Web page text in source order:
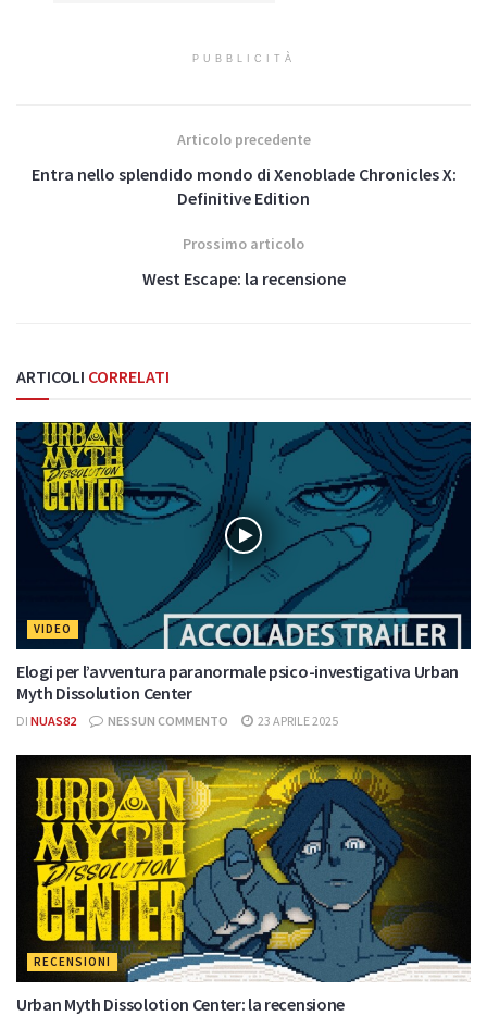
PUBBLICITÀ
Articolo precedente
Entra nello splendido mondo di Xenoblade Chronicles X:
Definitive Edition
Prossimo articolo
West Escape: la recensione
ARTICOLI CORRELATI
VIDEO
Elogi per l’avventura paranormale psico-investigativa Urban
Myth Dissolution Center
DI NUAS82 NESSUN COMMENTO 23 APRILE 2025
RECENSIONI
Urban Myth Dissolotion Center: la recensione